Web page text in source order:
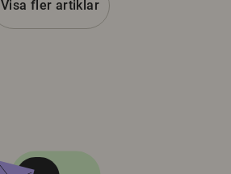
Visa fler artiklar